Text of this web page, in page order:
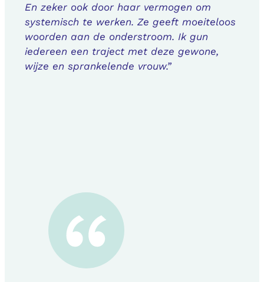
En zeker ook door haar vermogen om
systemisch te werken. Ze geeft moeiteloos
woorden aan de onderstroom. Ik gun
iedereen een traject met deze gewone,
wijze en sprankelende vrouw.”